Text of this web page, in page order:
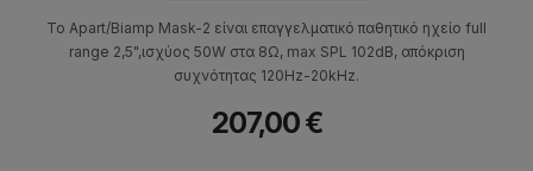
Το Apart/Biamp Mask-2 είναι επαγγελματικό παθητικό ηχείο full
range 2,5",ισχύος 50W στα 8Ω, max SPL 102dB, απόκριση
συχνότητας 120Hz-20kHz.
207,00 €